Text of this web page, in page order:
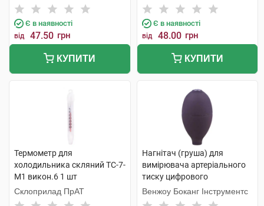
Є в наявності
від 47.50 грн
КУПИТИ
Є в наявності
від 48.00 грн
КУПИТИ
Термометр для
холодильника скляний ТС-7-
М1 викон.6 1 шт
Склоприлад ПрАТ
Нагнітач (груша) для
вимірювача артеріального
тиску цифрового
напівавтоматичного, колір
сірий 1 шт
Венжоу Боканг Інструментс